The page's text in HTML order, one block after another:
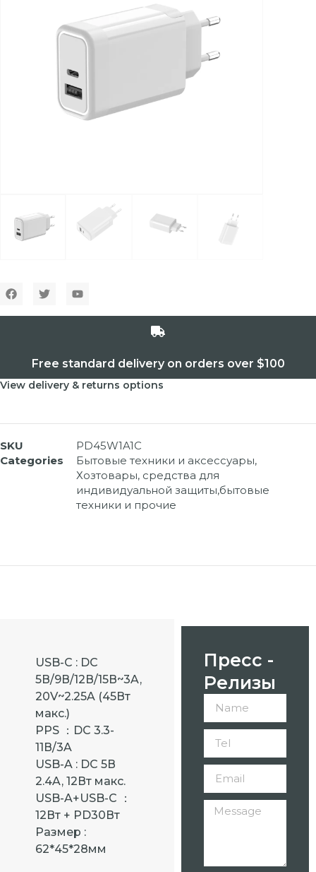
Free standard delivery on orders over $100
View delivery & returns options
SKU
PD45W1A1C
Categories
Бытовые техники и аксессуары,
Хозтовары, средства для
индивидуальной защиты,бытовые
техники и прочие
USB-C : DC
5В/9В/12В/15В~3A,
20V~2.25A (45Вт
макс.)
PPS ：DC 3.3-
11В/3A
USB-A : DC 5В
2.4A, 12Вт макс.
USB-A+USB-C ：
12Вт + PD30Вт
Размер :
62*45*28мм
Пресс -
Релизы